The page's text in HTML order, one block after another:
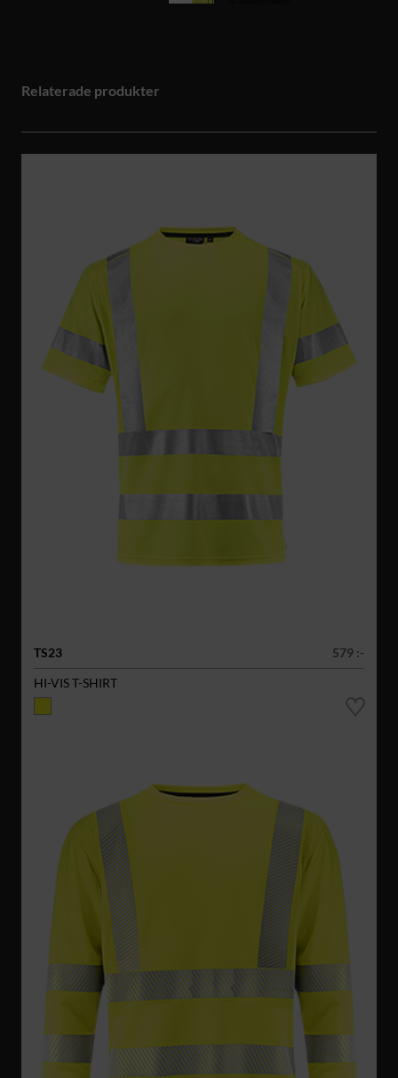
Relaterade produkter
TS23
579 :-
HI-VIS T-SHIRT